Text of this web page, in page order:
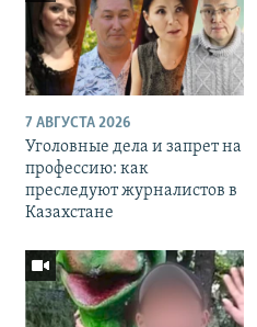
7 АВГУСТА 2026
Уголовные дела и запрет на
профессию: как
преследуют журналистов в
Казахстане